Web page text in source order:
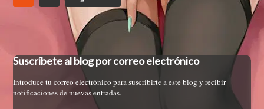
Suscríbete al blog por correo electrónico
Introduce tu correo electrónico para suscribirte a este blog y recibir
notificaciones de nuevas entradas.